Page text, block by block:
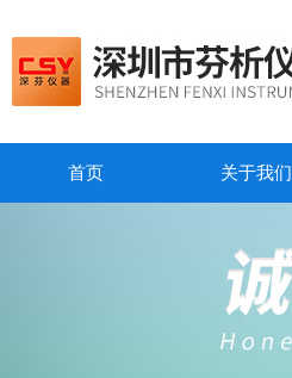
首页 关于我们